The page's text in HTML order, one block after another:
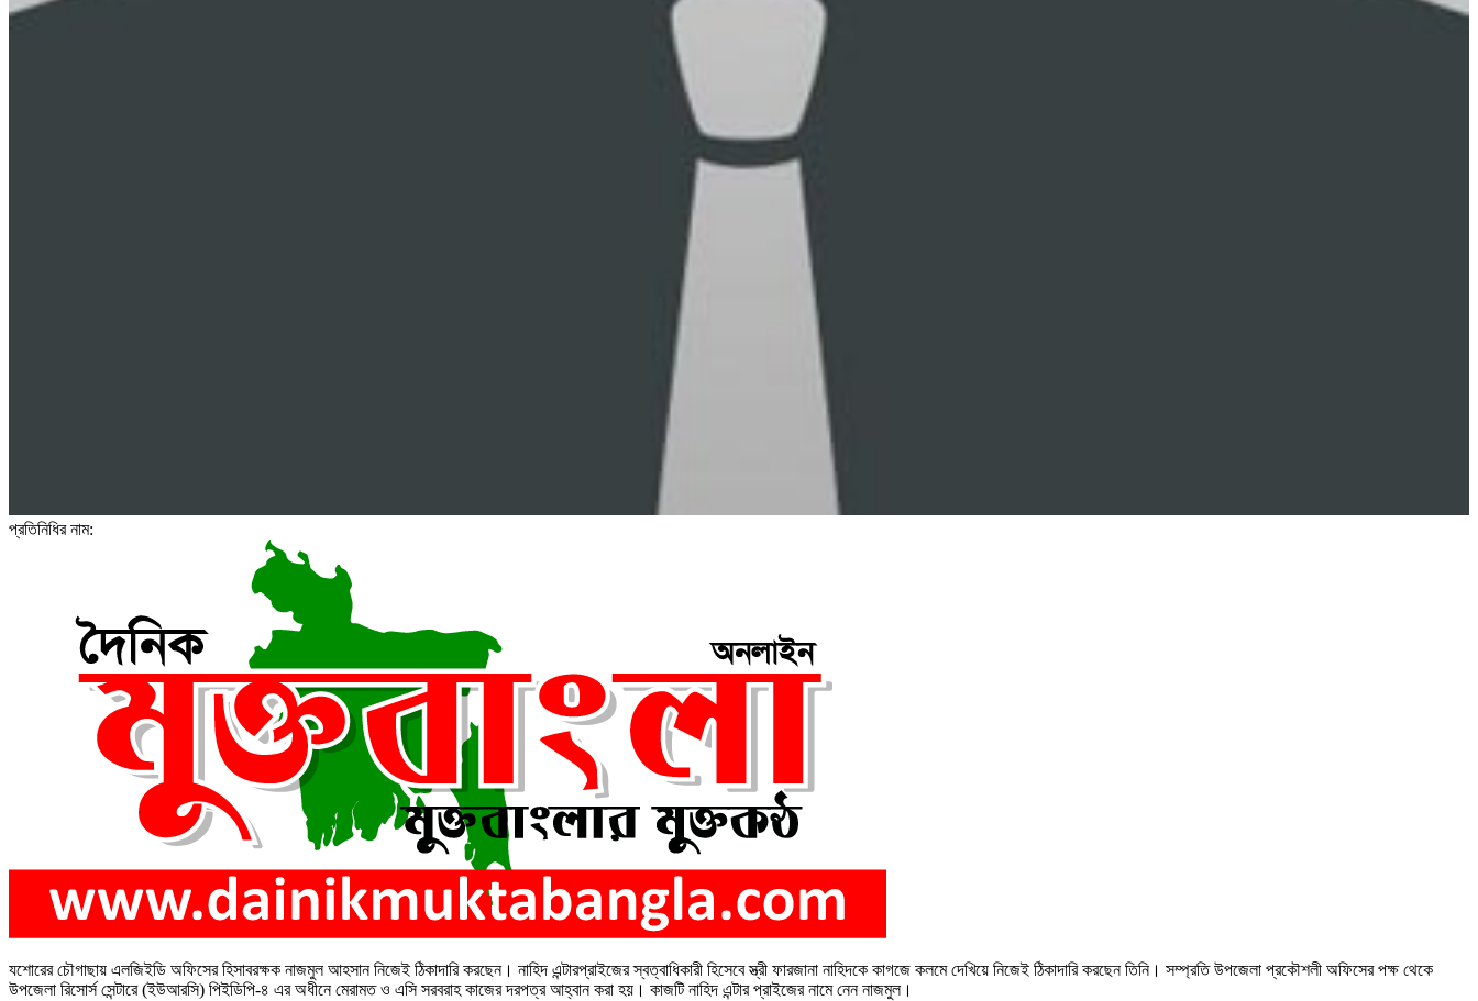
প্রতিনিধির নাম:
যশোরের চৌগাছায় এলজিইডি অফিসের হিসাবরক্ষক নাজমুল আহসান নিজেই ঠিকাদারি করছেন। নাহিদ এন্টারপ্রাইজের স্বত্বাধিকারী হিসেবে স্ত্রী ফারজানা নাহিদকে কাগজে কলমে দেখিয়ে নিজেই ঠিকাদারি করছেন তিনি। সম্প্রতি উপজেলা প্রকৌশলী অফিসের পক্ষ থেকে
উপজেলা রিসোর্স সেন্টারে (ইউআরসি) পিইডিপি-৪ এর অধীনে মেরামত ও এসি সরবরাহ কাজের দরপত্র আহ্বান করা হয়। কাজটি নাহিদ এন্টার প্রাইজের নামে নেন নাজমুল।